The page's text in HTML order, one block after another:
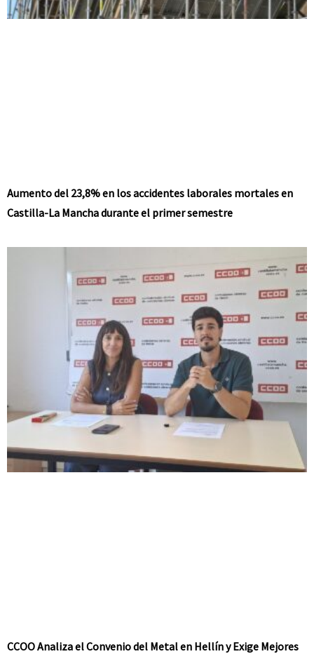
Aumento del 23,8% en los accidentes laborales mortales en
Castilla-La Mancha durante el primer semestre
CCOO Analiza el Convenio del Metal en Hellín y Exige Mejores